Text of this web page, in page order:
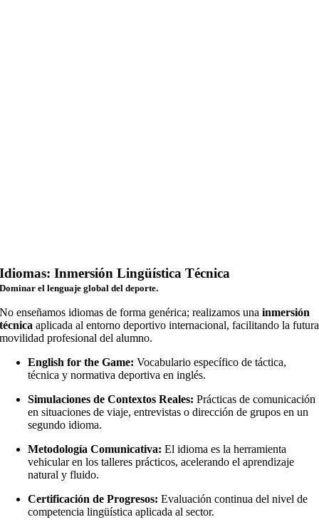
Idiomas: Inmersión Lingüística Técnica
Dominar el lenguaje global del deporte.
No enseñamos idiomas de forma genérica; realizamos unainmersión
técnica aplicada al entorno deportivo internacional, facilitando la futura
movilidad profesional del alumno.
English for the Game: Vocabulario específico de táctica,
técnica y normativa deportiva en inglés.
Simulaciones de Contextos Reales: Prácticas de comunicación
en situaciones de viaje, entrevistas o dirección de grupos en un
segundo idioma.
Metodología Comunicativa: El idioma es la herramienta
vehicular en los talleres prácticos, acelerando el aprendizaje
natural y fluido.
Certificación de Progresos: Evaluación continua del nivel de
competencia lingüística aplicada al sector.